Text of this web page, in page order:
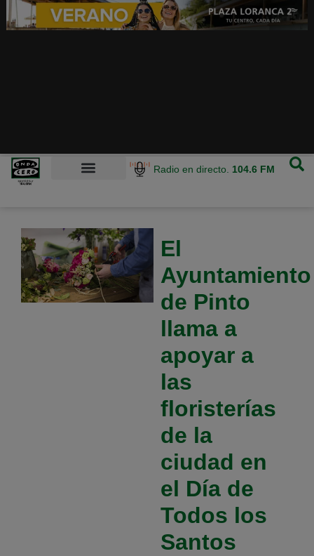
Radio en directo. 104.6 FM
El
Ayuntamiento
de Pinto
llama a
apoyar a
las
floristerías
de la
ciudad en
el Día de
Todos los
Santos